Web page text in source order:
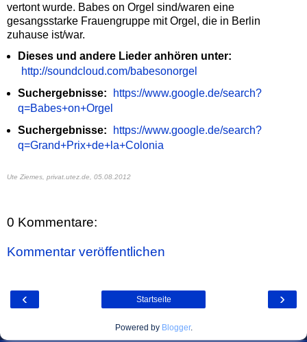
vertont wurde. Babes on Orgel sind/waren eine
gesangsstarke Frauengruppe mit Orgel, die in Berlin
zuhause ist/war.
Dieses und andere Lieder anhören unter:
http://soundcloud.com/babesonorgel
Suchergebnisse:
https://www.google.de/search?
q=Babes+on+Orgel
Suchergebnisse:
https://www.google.de/search?
q=Grand+Prix+de+la+Colonia
Ute Ziemes, privat.utez.de, 05.08.2012
0 Kommentare:
Kommentar veröffentlichen
‹ ›
Startseite
Powered by Blogger.